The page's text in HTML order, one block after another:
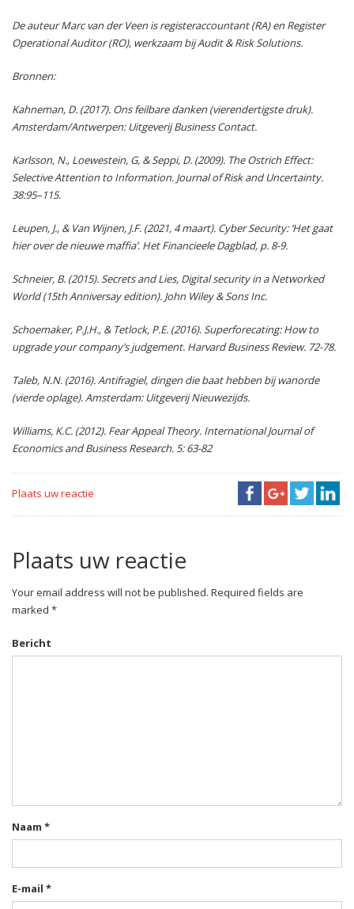
De auteur Marc van der Veen is registeraccountant (RA) en Register
Operational Auditor (RO), werkzaam bij Audit & Risk Solutions.
Bronnen:
Kahneman, D. (2017). Ons feilbare danken (vierendertigste druk).
Amsterdam/Antwerpen: Uitgeverij Business Contact.
Karlsson, N., Loewestein, G, & Seppi, D. (2009). The Ostrich Effect:
Selective Attention to Information. Journal of Risk and Uncertainty.
38:95–115.
Leupen, J., & Van Wijnen, J.F. (2021, 4 maart). Cyber Security: ‘Het gaat
hier over de nieuwe maffia’. Het Financieele Dagblad, p. 8-9.
Schneier, B. (2015). Secrets and Lies, Digital security in a Networked
World (15th Anniversay edition). John Wiley & Sons Inc.
Schoemaker, P.J.H., & Tetlock, P.E. (2016). Superforecating: How to
upgrade your company’s judgement. Harvard Business Review. 72-78.
Taleb, N.N. (2016). Antifragiel, dingen die baat hebben bij wanorde
(vierde oplage). Amsterdam: Uitgeverij Nieuwezijds.
Williams, K.C. (2012). Fear Appeal Theory. International Journal of
Economics and Business Research. 5: 63-82
Plaats uw reactie
Plaats uw reactie
Your email address will not be published. Required fields are
marked *
Bericht
Naam *
E-mail *